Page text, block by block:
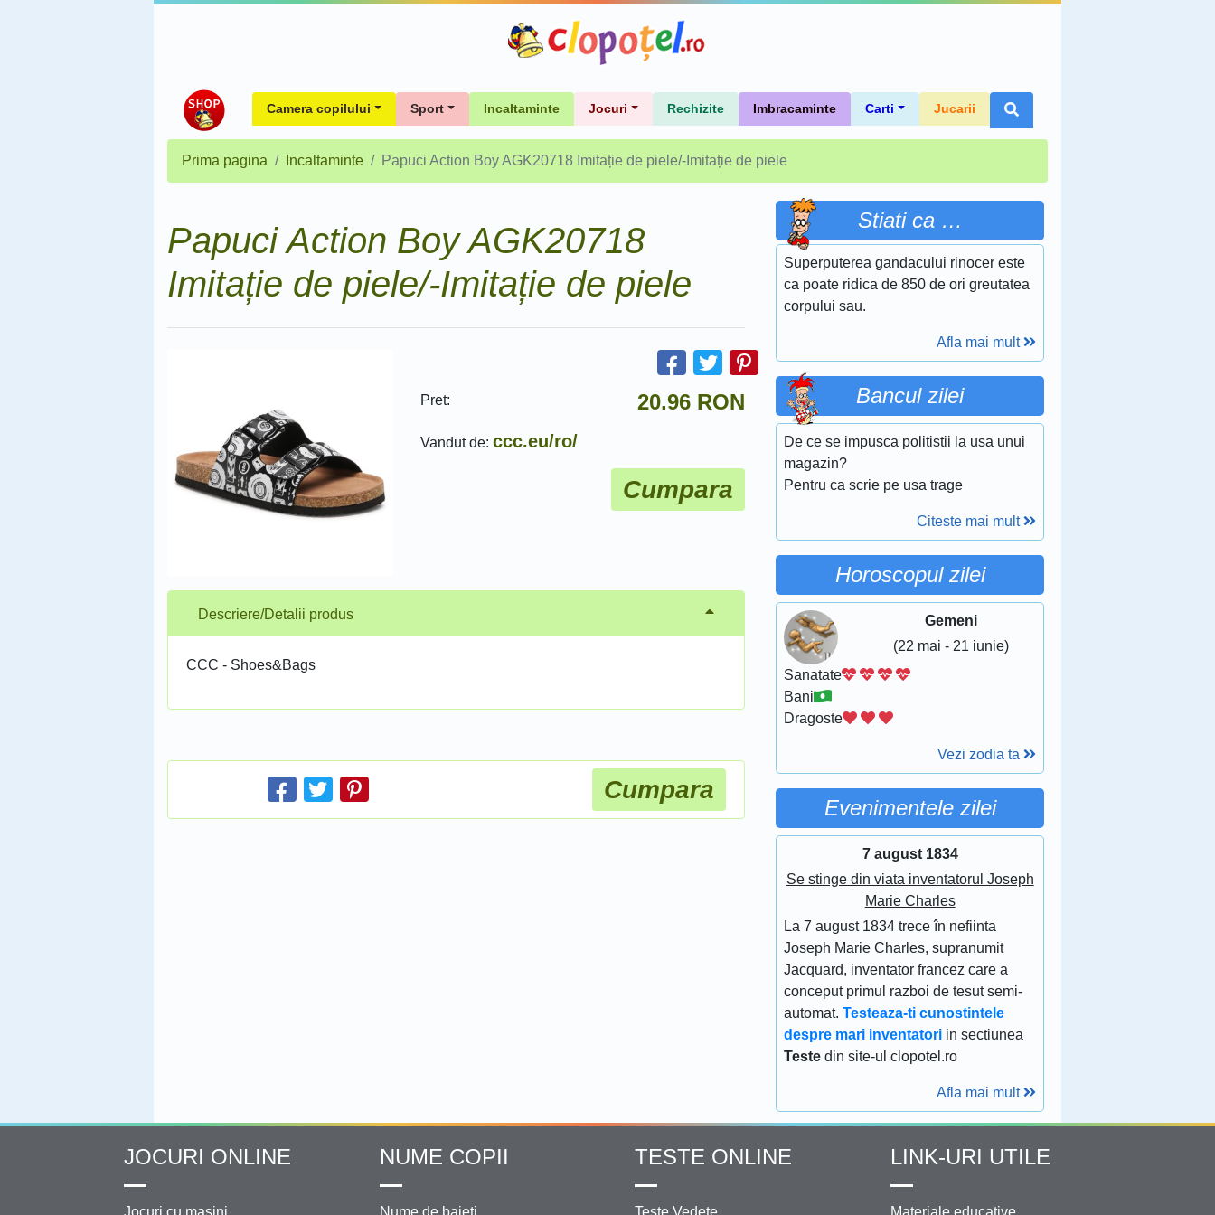
Camera copilului Sport Incaltaminte Jocuri Rechizite Imbracaminte Carti Jucarii
Prima pagina Incaltaminte Papuci Action Boy AGK20718 Imitație de piele/-Imitație de piele
Papuci Action Boy AGK20718
Imitație de piele/-Imitație de piele
Pret: 20.96 RON
Vandut de: ccc.eu/ro/
Cumpara
Descriere/Detalii produs
CCC - Shoes&Bags
Cumpara
Stiati ca …
Superputerea gandacului rinocer este
ca poate ridica de 850 de ori greutatea
corpului sau.
Afla mai mult
Bancul zilei
De ce se impusca politistii la usa unui
magazin?
Pentru ca scrie pe usa trage
Citeste mai mult
Horoscopul zilei
Gemeni
(22 mai - 21 iunie)
Sanatate
Bani
Dragoste
Vezi zodia ta
Evenimentele zilei
7 august 1834
Se stinge din viata inventatorul Joseph
Marie Charles
La 7 august 1834 trece în nefiinta
Joseph Marie Charles, supranumit
Jacquard, inventator francez care a
conceput primul razboi de tesut semi-
automat.Testeaza-ti cunostintele
despre mari inventatori in sectiunea
Teste din site-ul clopotel.ro
Afla mai mult
JOCURI ONLINE
Jocuri cu masini
NUME COPII
Nume de baieti
TESTE ONLINE
Teste Vedete
LINK-URI UTILE
Materiale educative